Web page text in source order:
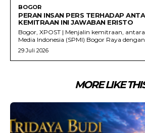
BOGOR
PERAN INSAN PERS TERHADAP
KEMITRAAN INI JAWABAN ERISTO
Bogor, XPOST | Menjalin kemitraan,
Media Indonesia (SPMI) Bogor Raya
29 Juli 2026
MORE LIKE